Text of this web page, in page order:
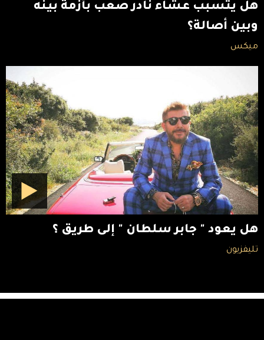
هل يتسبب عشاء نادر صعب بأزمة بينه
وبين أصالة؟
ميكس
هل يعود " جابر سلطان " إلى طريق ؟
تليفزيون